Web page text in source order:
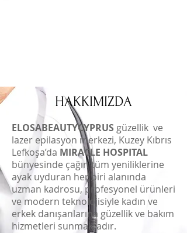
HAKKIMIZDA
ELOSABEAUTYCYPRUS güzellik ve
lazer epilasyon merkezi, Kuzey Kıbrıs
Lefkoşa’da MIRACLE HOSPITAL
bünyesinde çağın tüm yeniliklerine
ayak uyduran her biri alanında
uzman kadrosu, profesyonel ürünleri
ve modern teknolojisiyle kadın ve
erkek danışanlarına güzellik ve bakım
hizmetleri sunmaktadır.